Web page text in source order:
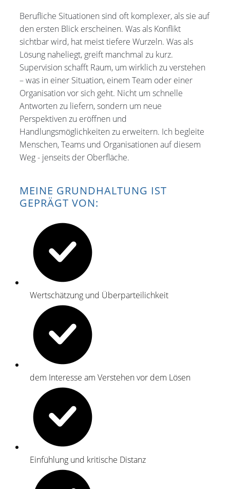
Berufliche Situationen sind oft komplexer, als sie auf
den ersten Blick erscheinen. Was als Konflikt
sichtbar wird, hat meist tiefere Wurzeln. Was als
Lösung naheliegt, greift manchmal zu kurz.
Supervision schafft Raum, um wirklich zu verstehen
– was in einer Situation, einem Team oder einer
Organisation vor sich geht. Nicht um schnelle
Antworten zu liefern, sondern um neue
Perspektiven zu eröffnen und
Handlungsmöglichkeiten zu erweitern. Ich begleite
Menschen, Teams und Organisationen auf diesem
Weg - jenseits der Oberfläche.
MEINE GRUNDHALTUNG IST
GEPRÄGT VON:
Wertschätzung und Überparteilichkeit
dem Interesse am Verstehen vor dem Lösen
Einfühlung und kritische Distanz